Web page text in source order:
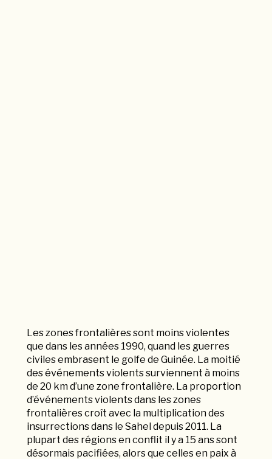
Les zones frontalières sont moins violentes
que dans les années 1990, quand les guerres
civiles embrasent le golfe de Guinée. La moitié
des événements violents surviennent à moins
de 20 km d’une zone frontalière. La proportion
d’événements violents dans les zones
frontalières croît avec la multiplication des
insurrections dans le Sahel depuis 2011. La
plupart des régions en conflit il y a 15 ans sont
désormais pacifiées, alors que celles en paix à